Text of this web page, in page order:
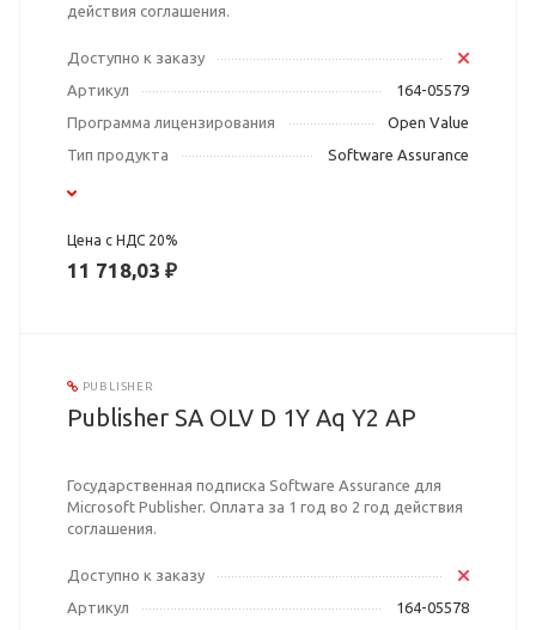
действия соглашения.
Доступно к заказу
Артикул
164-05579
Программа лицензирования
Open Value
Тип продукта
Software Assurance
Цена с НДС 20%
11 718,03 ₽
PUBLISHER
Publisher SA OLV D 1Y Aq Y2 AP
Государственная подписка Software Assurance для
Microsoft Publisher. Оплата за 1 год во 2 год действия
соглашения.
Доступно к заказу
Артикул
164-05578